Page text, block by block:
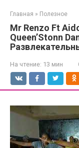
Главная » Полезное
Mr Renzo Ft
Queen’Stonn
На чтение: 13 мин